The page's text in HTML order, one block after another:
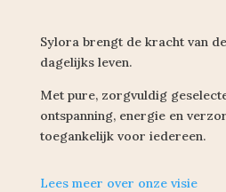
Sylora brengt de kracht van
dagelijks leven.
Met pure, zorgvuldig
ontspanning, energie en
toegankelijk voor iedereen.
Lees meer over onze visie